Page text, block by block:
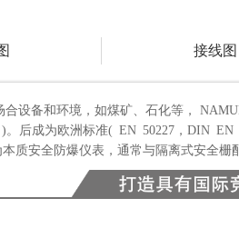
接线图
备和环境，如煤矿、石化等，
后成为欧洲标准( EN 50227，DIN
质安全防爆仪表，通常与隔离式安全栅